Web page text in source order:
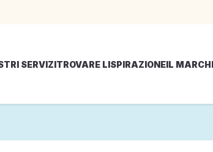
SERVIZITROVARE LISPIRAZIONEIL